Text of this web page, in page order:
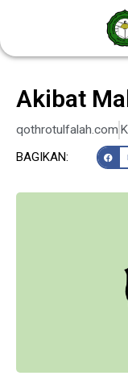
konten
Akibat
qothrotulfalah.com
BAGIKAN: